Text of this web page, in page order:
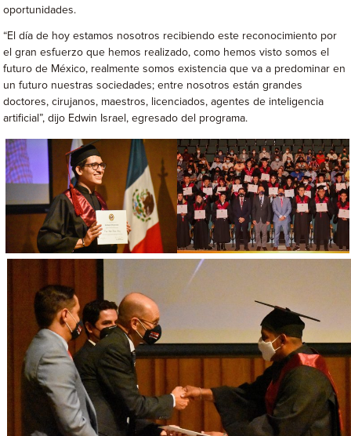
oportunidades.
“El día de hoy estamos nosotros recibiendo este reconocimiento por
el gran esfuerzo que hemos realizado, como hemos visto somos el
futuro de México, realmente somos existencia que va a predominar en
un futuro nuestras sociedades; entre nosotros están grandes
doctores, cirujanos, maestros, licenciados, agentes de inteligencia
artificial”, dijo Edwin Israel, egresado del programa.